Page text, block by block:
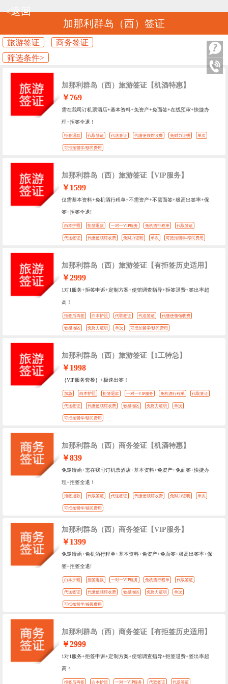
加那利群岛（西）签证
<返回
旅游签证
商务签证
筛选条件>
加那利群岛（西）旅游签证【机酒特惠】
￥769
需在我司订机票酒店+基本资料+免资产+免面签+在线预审+快捷办
理+拒签全退！
拒签退款 代取签证 代送签证 代缴使领馆收费 免财力证明 单次
可抵扣留学/移民费用
加那利群岛（西）旅游签证【VIP服务】
￥1599
仅需基本资料+免机酒行程单+不需资产+不需面签+极高出签率+保
签+拒签全退!
白本护照 拒签退款 一对一VIP服务 免机酒行程单 代取签证
代送签证 代缴使领馆收费 免财力证明 单次 可抵扣留学/移民费用
加那利群岛（西）旅游签证【有拒签历史适用】
￥2999
1对1服务+拒签申诉+定制方案+使馆调查指导+拒签退费+签出率超
高！
拒签后再签 白本护照 代取签证 代送签证 代缴使领馆收费
敏感地区 免财力证明 单次 可抵扣留学/移民费用
加那利群岛（西）旅游签证【1工特急】
￥1998
｛VIP服务套餐｝+极速出签！
加急 白本护照 拒签退款 一对一VIP服务 免机酒行程单 代取签证
代送签证 代缴使领馆收费 敏感地区 免财力证明 单次
可抵扣留学/移民费用
加那利群岛（西）商务签证【机酒特惠】
￥839
免邀请函+需在我司订机票酒店+基本资料+免资产+免面签+快捷办
理+拒签全退！
拒签退款 代取签证 代送签证 代缴使领馆收费 免财力证明 单次
可抵扣留学/移民费用
加那利群岛（西）商务签证【VIP服务】
￥1399
免邀请函+免机酒行程单+基本资料+免资产+免面签+极高出签率+保
签+拒签全退!
白本护照 拒签退款 一对一VIP服务 免机酒行程单 代取签证
代送签证 代缴使领馆收费 敏感地区 免财力证明 单次
可抵扣留学/移民费用
加那利群岛（西）商务签证【有拒签历史适用】
￥2999
1对1服务+拒签申诉+定制方案+使馆调查指导+拒签退费+签出率超
高！
拒签后再签 白本护照 一对一VIP服务 代取签证 代送签证